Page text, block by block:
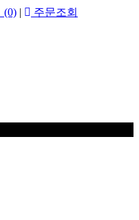
(0) | 주문조회